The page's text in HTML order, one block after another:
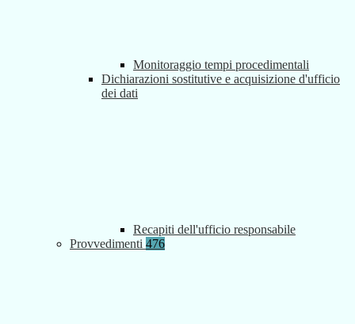
Monitoraggio tempi procedimentali
Dichiarazioni sostitutive e acquisizione d'ufficio
dei dati
Recapiti dell'ufficio responsabile
Provvedimenti 476